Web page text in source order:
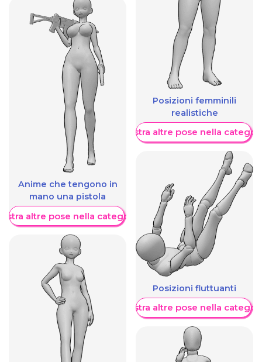
Anime che tengono in
mano una pistola
altre pose nella categoria
Posizioni femminili
realistiche
Mostra altre pose nella
Posizioni fluttuanti
Mostra altre pose nella